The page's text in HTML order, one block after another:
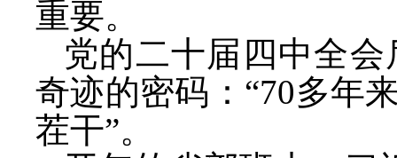
重要。
党的二十届四中全
奇迹的密码： “70多年
茬干”。